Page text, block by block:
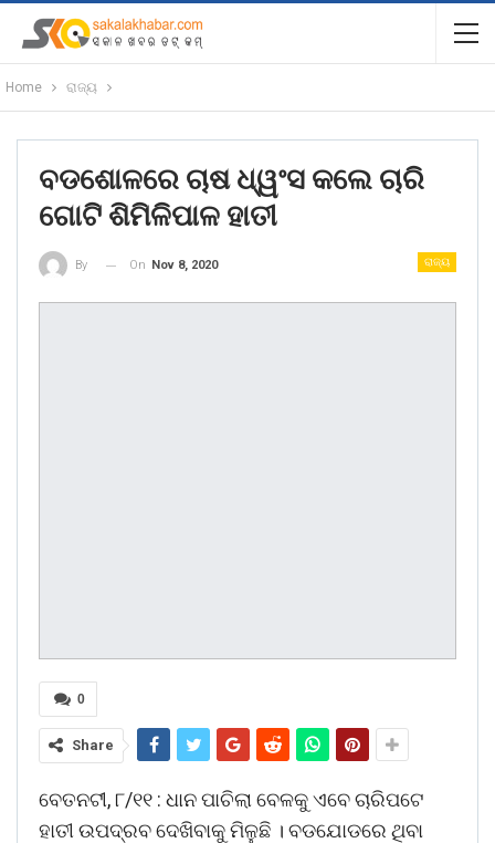
Home ରାଜ୍ୟ
ବଡଶୋଳରେ ଚାଷ ଧ୍ୱଂସ କଲେ ଚାରି
ଗୋଟି ଶିମିଳିପାଳ ହାତୀ
ରାଜ୍ୟ
By On Nov 8, 2020
0
Share
ବେତନଟୀ, ୮/୧୧ : ଧାନ ପାଚିଲା ବେଳକୁ ଏବେ ଚାରିପଟେ
ହାତୀ ଉପଦ୍ରବ ଦେଖିବାକୁ ମିଳୁଛି । ବଡଯୋଡରେ ଥିବା